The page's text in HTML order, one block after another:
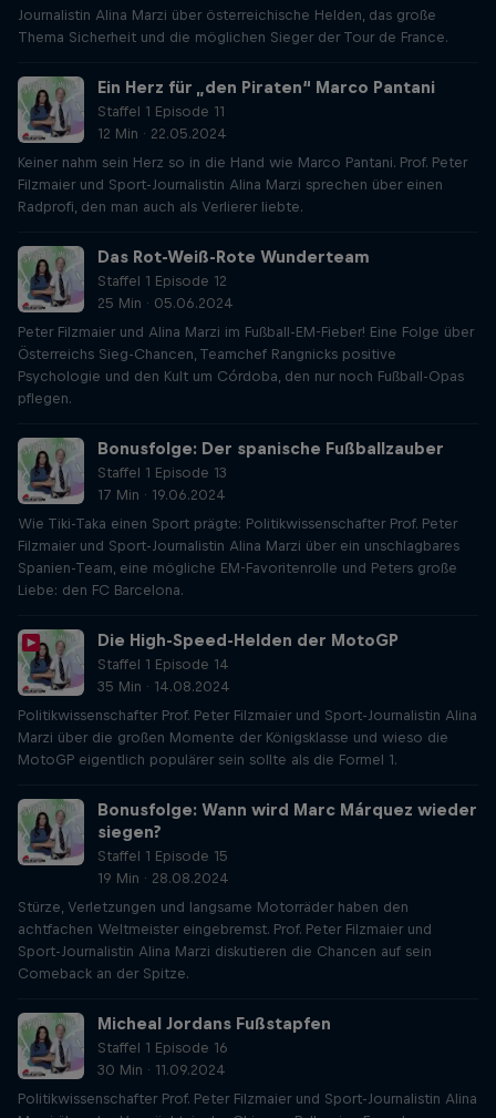
Journalistin Alina Marzi über österreichische Helden, das große
Thema Sicherheit und die möglichen Sieger der Tour de France.
Ein Herz für „den Piraten“ Marco Pantani
Staffel 1 Episode 11
12 Min · 22.05.2024
Keiner nahm sein Herz so in die Hand wie Marco Pantani. Prof. Peter
Filzmaier und Sport-Journalistin Alina Marzi sprechen über einen
Radprofi, den man auch als Verlierer liebte.
Das Rot-Weiß-Rote Wunderteam
Staffel 1 Episode 12
25 Min · 05.06.2024
Peter Filzmaier und Alina Marzi im Fußball-EM-Fieber! Eine Folge über
Österreichs Sieg-Chancen, Teamchef Rangnicks positive
Psychologie und den Kult um Córdoba, den nur noch Fußball-Opas
pflegen.
Bonusfolge: Der spanische Fußballzauber
Staffel 1 Episode 13
17 Min · 19.06.2024
Wie Tiki-Taka einen Sport prägte: Politikwissenschafter Prof. Peter
Filzmaier und Sport-Journalistin Alina Marzi über ein unschlagbares
Spanien-Team, eine mögliche EM-Favoritenrolle und Peters große
Liebe: den FC Barcelona.
Die High-Speed-Helden der MotoGP
Staffel 1 Episode 14
35 Min · 14.08.2024
Politikwissenschafter Prof. Peter Filzmaier und Sport-Journalistin Alina
Marzi über die großen Momente der Königsklasse und wieso die
MotoGP eigentlich populärer sein sollte als die Formel 1.
Bonusfolge: Wann wird Marc Márquez wieder
siegen?
Staffel 1 Episode 15
19 Min · 28.08.2024
Stürze, Verletzungen und langsame Motorräder haben den
achtfachen Weltmeister eingebremst. Prof. Peter Filzmaier und
Sport-Journalistin Alina Marzi diskutieren die Chancen auf sein
Comeback an der Spitze.
Micheal Jordans Fußstapfen
Staffel 1 Episode 16
30 Min · 11.09.2024
Politikwissenschafter Prof. Peter Filzmaier und Sport-Journalistin Alina